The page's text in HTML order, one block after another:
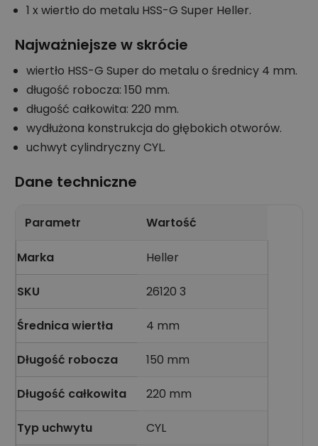
1 x wiertło do metalu HSS-G Super Heller.
Najważniejsze w skrócie
wiertło HSS-G Super do metalu o średnicy 4 mm.
długość robocza: 150 mm.
długość całkowita: 220 mm.
wydłużona konstrukcja do głębokich otworów.
uchwyt cylindryczny CYL.
Dane techniczne
Parametr Wartość
Marka Heller
SKU 26120 3
Średnica wiertła 4 mm
Długość robocza 150 mm
Długość całkowita 220 mm
Typ uchwytu CYL